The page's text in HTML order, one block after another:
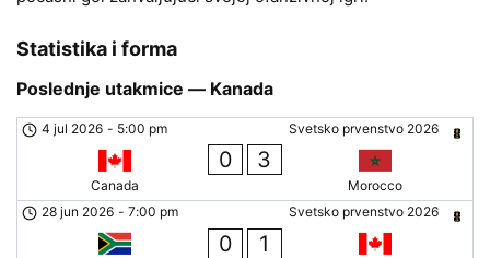
Statistika i forma
Poslednje utakmice — Kanada
Svetsko prvenstvo 2026
4 jul 2026 - 5:00 pm
Canada
0 3
Morocco
Svetsko prvenstvo 2026
28 jun 2026 - 7:00 pm
0 1